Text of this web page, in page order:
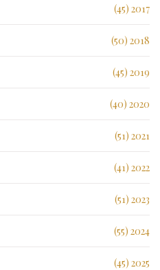
2017 (45)
2018 (50)
2019 (45)
2020 (40)
2021 (51)
2022 (41)
2023 (51)
2024 (55)
2025 (45)